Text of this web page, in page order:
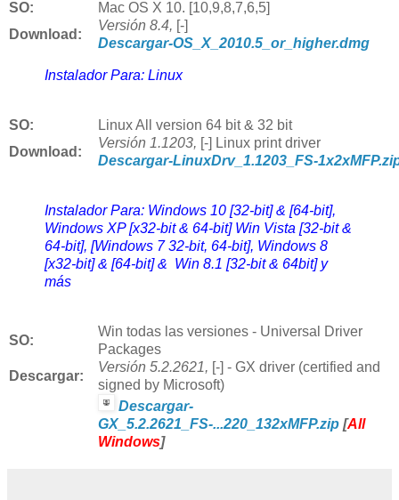
SO:
Mac OS X 10. [10,9,8,7,6,5]
Download :
Versión 8.4, [-]
Descargar-OS_X_2010.5_or_higher.dmg
Instalador Para: Linux
SO:
Linux All version 64 bit & 32 bit
Download :
Versión 1.1203, [-] Linux print driver
Descargar-LinuxDrv_1.1203_FS-
Instalador Para: Windows 10 [32-bit] & [64-bit],
Windows XP [x32-bit & 64-bit] Win Vista [32-bit &
64-bit], [Windows 7 32-bit, 64-bit], Windows 8
[x32-bit] & [64-bit] & Win 8.1 [32-bit & 64bit] y
más
SO:
Win todas las versiones - Universal Driver
Packages
Descargar:
Versión 5.2.2621, [-] - GX driver (certified and
signed by Microsoft)
Descargar-
GX_5.2.2621_FS-...220_132xMFP.zip [All
Windows]